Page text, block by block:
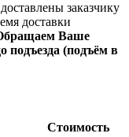
заказчику
доставки
Ваше
подъезда (подъём в
Стоимость